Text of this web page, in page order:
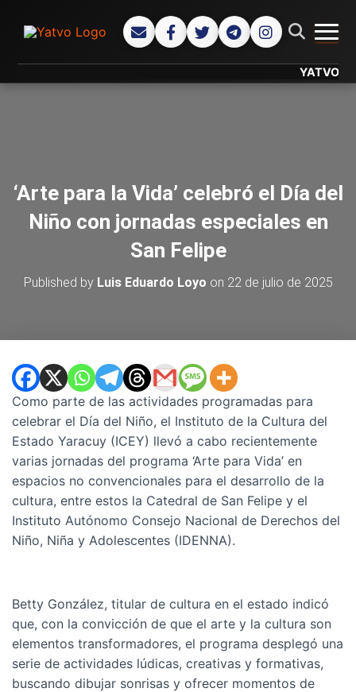
YATVO...
‘Arte para la Vida’ celebró el Día del
Niño con jornadas especiales en
San Felipe
Published by Luis Eduardo Loyo on 22 de julio de 2025
Como parte de las actividades programadas para
celebrar el Día del Niño, el Instituto de la Cultura del
Estado Yaracuy (ICEY) llevó a cabo recientemente
varias jornadas del programa ‘Arte para Vida’ en
espacios no convencionales para el desarrollo de la
cultura, entre estos la Catedral de San Felipe y el
Instituto Autónomo Consejo Nacional de Derechos del
Niño, Niña y Adolescentes (IDENNA).
Betty González, titular de cultura en el estado indicó
que, con la convicción de que el arte y la cultura son
elementos transformadores, el programa desplegó una
serie de actividades lúdicas, creativas y formativas,
buscando dibujar sonrisas y ofrecer momentos de